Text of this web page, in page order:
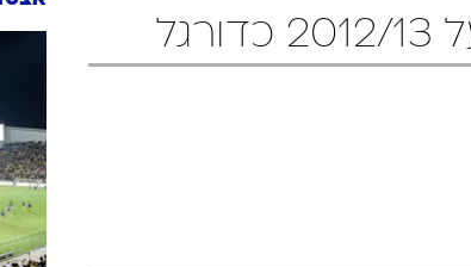
צרפתית
האלופות
נבחרות ישראל בכדורסל
כדורסל נשים אבא של שבת
סערה בממלכה
טראש טוק
ספורט